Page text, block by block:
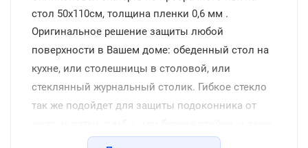
стол 50x110см, толщина пленки 0,6 мм .
Оригинальное решение защиты любой
поверхности в Вашем доме: обеденный стол на
кухне, или столешницы в столовой, или
стеклянный журнальный столик. Гибкое стекло
так же подойдет для защиты подоконника от
защитит напольное покрытие от царапин стула.